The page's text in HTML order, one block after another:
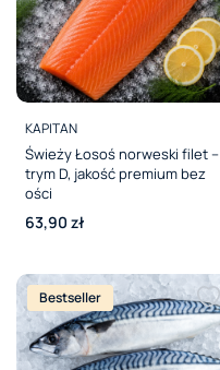
PRODUCENT
KAPITAN
Świeży Łosoś norweski filet –
trym D, jakość premium bez
ości
Cena
63,90 zł
Bestseller